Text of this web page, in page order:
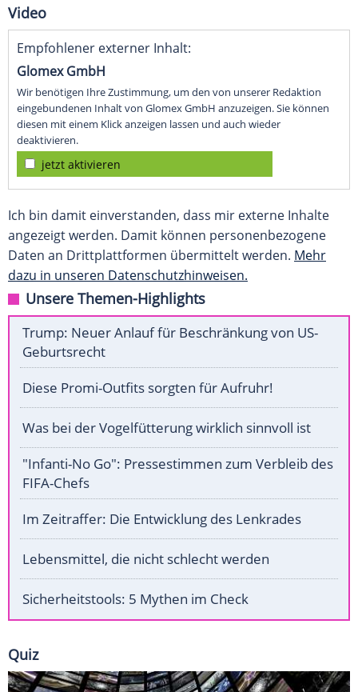
Video
Empfohlener externer Inhalt:
Glomex GmbH
Wir benötigen Ihre Zustimmung, um den von unserer Redaktion
eingebundenen Inhalt von Glomex GmbH anzuzeigen. Sie können
diesen mit einem Klick anzeigen lassen und auch wieder
deaktivieren.
jetzt aktivieren
Ich bin damit einverstanden, dass mir externe Inhalte
angezeigt werden. Damit können personenbezogene
Daten an Drittplattformen übermittelt werden. Mehr
dazu in unseren Datenschutzhinweisen.
Unsere Themen-Highlights
Trump: Neuer Anlauf für Beschränkung von US-
Geburtsrecht
Diese Promi-Outfits sorgten für Aufruhr!
Was bei der Vogelfütterung wirklich sinnvoll ist
"Infanti-No Go": Pressestimmen zum Verbleib des
FIFA-Chefs
Im Zeitraffer: Die Entwicklung des Lenkrades
Lebensmittel, die nicht schlecht werden
Sicherheitstools: 5 Mythen im Check
Quiz